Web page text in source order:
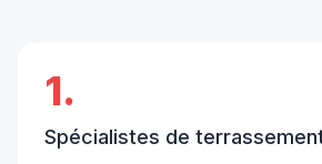
1.
Spécialistes de